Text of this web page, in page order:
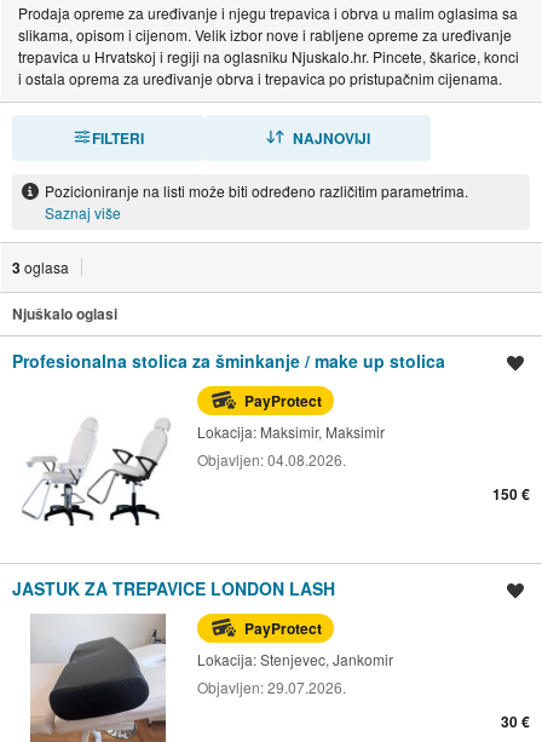
Prodaja opreme za uređivanje i njegu trepavica i obrva u malim oglasima sa
slikama, opisom i cijenom. Velik izbor nove i rabljene opreme za uređivanje
trepavica u Hrvatskoj i regiji na oglasniku Njuskalo.hr. Pincete, škarice, konci
i ostala oprema za uređivanje obrva i trepavica po pristupačnim cijenama.
FILTERI NAJNOVIJI
Pozicioniranje na listi može biti određeno različitim parametrima.
Saznaj više
3oglasa
Njuškalo oglasi
Profesionalna stolica za šminkanje / make up stolica
PayProtect
Lokacija: Maksimir, Maksimir
Objavljen:04.08.2026.
150 €
JASTUK ZA TREPAVICE LONDON LASH
PayProtect
Lokacija:Stenjevec, Jankomir
Objavljen:29.07.2026.
30 €